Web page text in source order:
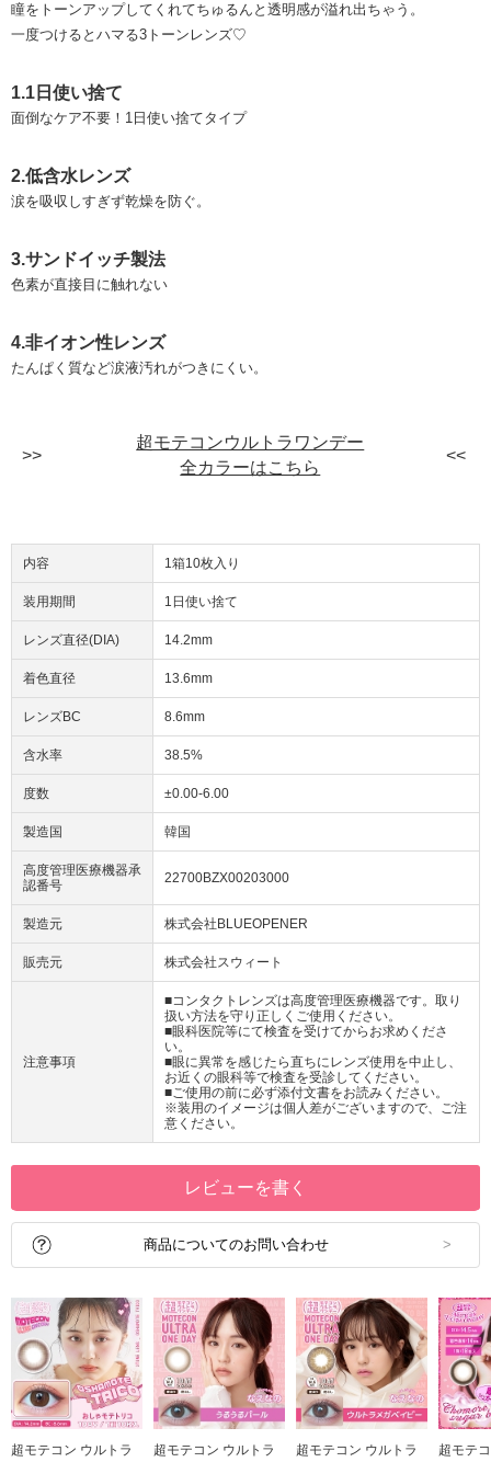
瞳をトーンアップしてくれてちゅるんと透明感が溢れ出ちゃう。
一度つけるとハマる3トーンレンズ♡
1.1日使い捨て
面倒なケア不要！1日使い捨てタイプ
2.低含水レンズ
涙を吸収しすぎず乾燥を防ぐ。
3.サンドイッチ製法
色素が直接目に触れない
4.非イオン性レンズ
たんぱく質など涙液汚れがつきにくい。
超モテコンウルトラワンデー
全カラーはこちら
内容 1箱10枚入り
装用期間 1日使い捨て
レンズ直径(DIA) 14.2mm
着色直径 13.6mm
レンズBC 8.6mm
含水率 38.5%
度数 ±0.00-6.00
製造国 韓国
高度管理医療機器承
認番号
22700BZX00203000
製造元 株式会社BLUEOPENER
販売元 株式会社スウィート
注意事項
■コンタクトレンズは高度管理医療機器です。取り
扱い方法を守り正しくご使用ください。
■眼科医院等にて検査を受けてからお求めくださ
い。
■眼に異常を感じたら直ちにレンズ使用を中止し、
お近くの眼科等で検査を受診してください。
■ご使用の前に必ず添付文書をお読みください。
※装用のイメージは個人差がございますので、ご注
意ください。
レビューを書く
商品についてのお問い合わせ
超モテコン ウルトラ
超モテコン ウルトラ
超モテコン ウルトラ
超モテ